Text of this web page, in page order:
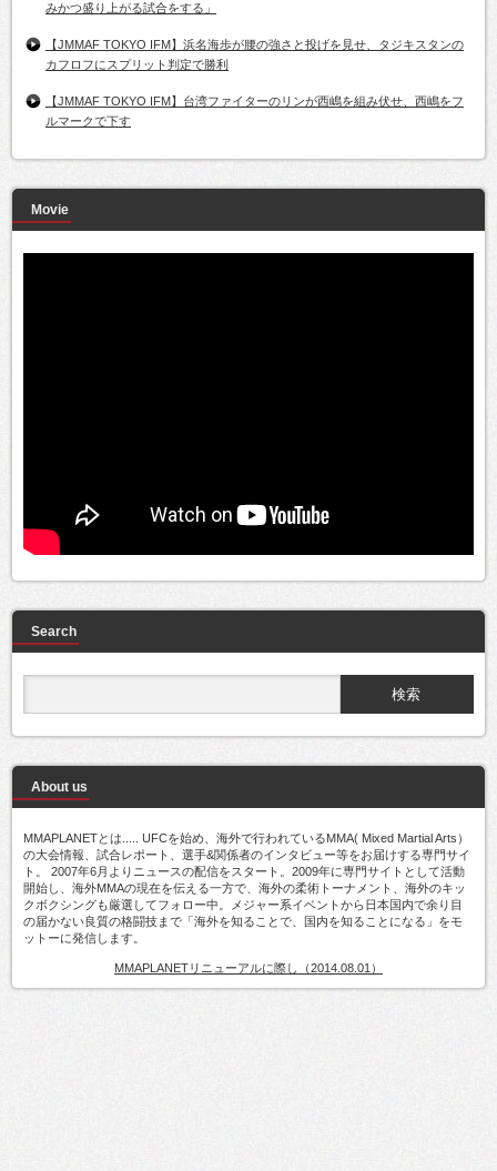
みかつ盛り上がる試合をする」
【JMMAF TOKYO IFM】浜名海歩が腰の強さと投げを見せ、タジキスタンの
カフロフにスプリット判定で勝利
【JMMAF TOKYO IFM】台湾ファイターのリンが西嶋を組み伏せ、西嶋をフ
ルマークで下す
Movie
Search
About us
MMAPLANETとは..... UFCを始め、海外で行われているMMA( Mixed Martial Arts）
の大会情報、試合レポート、選手&関係者のインタビュー等をお届けする専門サイ
ト。 2007年6月よりニュースの配信をスタート。2009年に専門サイトとして活動
開始し、海外MMAの現在を伝える一方で、海外の柔術トーナメント、海外のキッ
クボクシングも厳選してフォロー中。メジャー系イベントから日本国内で余り目
の届かない良質の格闘技まで「海外を知ることで、国内を知ることになる」をモ
ットーに発信します。
MMAPLANETリニューアルに際し（2014.08.01）